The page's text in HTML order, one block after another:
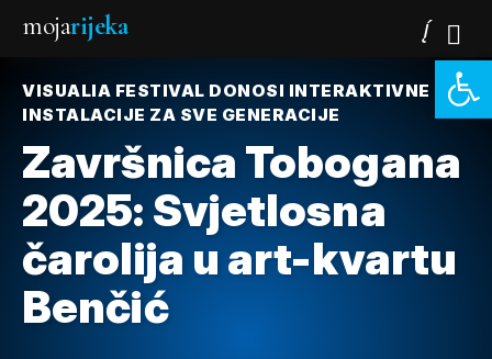
mojarijeka
VISUALIA FESTIVAL DONOSI INTERAKTIVNE
INSTALACIJE ZA SVE GENERACIJE
Završnica Tobogana
2025: Svjetlosna
čarolija u art-kvartu
Benčić